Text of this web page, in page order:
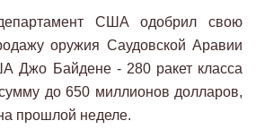
департамент США одобрил свою
оружия Саудовской Аравии
Джо Байдене - 280 ракет класса
до 650 миллионов долларов,
прошлой неделе.